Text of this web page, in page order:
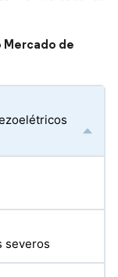
Mercado de
severos